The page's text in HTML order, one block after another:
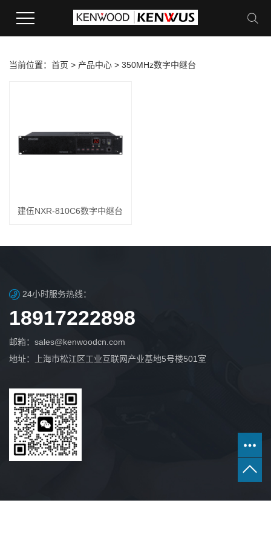
当前位置： 首页 > 产品中心 > 350MHz数字中继台
建伍NXR-810C6数字中继台
24小时服务热线：
18917222898
邮箱：sales@kenwoodcn.com
地址：上海市松江区工业互联网产业基地5号楼501室